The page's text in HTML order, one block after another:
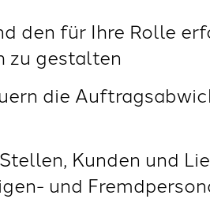
den für Ihre Rolle
zu gestalten
die
Kunden und
und